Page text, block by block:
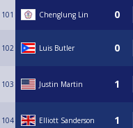
101 Chenglung Lin
102 Luis Butler
103 Justin Martin
104 Elliott Sanderson